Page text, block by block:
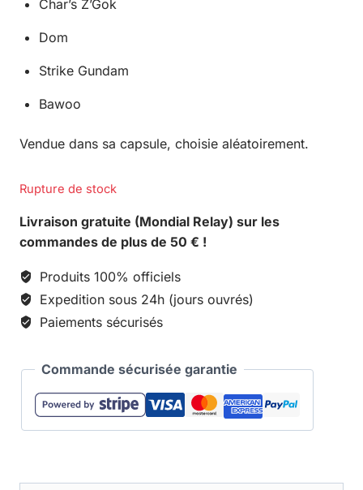
Char’s Z’Gok
Dom
Strike Gundam
Bawoo
Vendue dans sa capsule, choisie aléatoirement.
Rupture de stock
Livraison gratuite (Mondial Relay) sur les
commandes de plus de 50 € !
Produits 100% officiels
Expedition sous 24h (jours ouvrés)
Paiements sécurisés
Commande sécurisée garantie